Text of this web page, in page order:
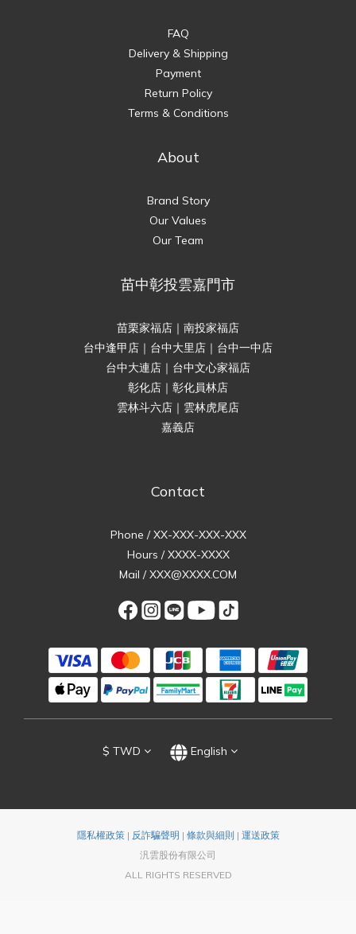
FAQ
Delivery & Shipping
Payment
Return Policy
Terms & Conditions
About
Brand Story
Our Values
Our Team
苗中彰投雲嘉門市
苗栗家福店｜南投家福店
台中逢甲店｜台中大里店｜台中一中店
台中大連店｜台中文心家福店
彰化店｜彰化員林店
雲林斗六店｜雲林虎尾店
嘉義店
Contact
Phone / XX-XXX-XXX-XXX
Hours / XXXX-XXXX
Mail / XXX@XXXX.COM
$ TWD English
隱私權政策| 反詐騙聲明 | 條款與細則 | 運送政策
汎雲股份有限公司
ALL RIGHTS RESERVED